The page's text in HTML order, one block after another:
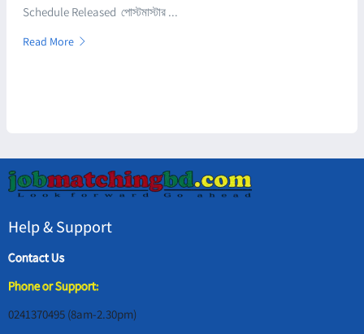
Schedule Released পোস্টমাস্টার ...
Read More
Help & Support
Contact Us
Phone or Support:
0241370495 (8am-2.30pm)